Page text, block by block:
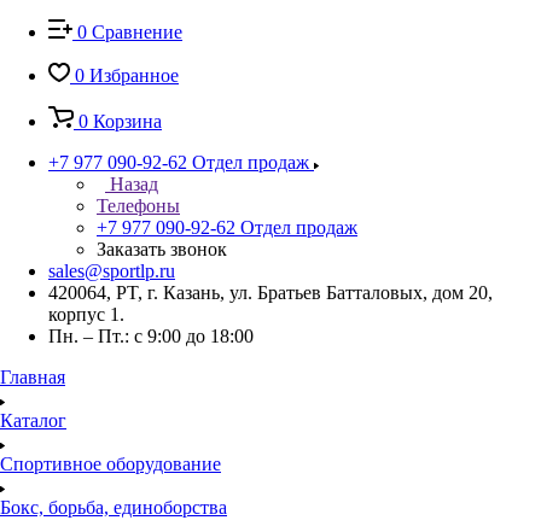
0 Сравнение
0 Избранное
0 Корзина
+7 977 090-92-62 Отдел продаж
Назад
Телефоны
+7 977 090-92-62 Отдел продаж
Заказать звонок
sales@sportlp.ru
420064, PT, г. Казань, ул. Братьев Батталовых, дом 20,
корпус 1.
Пн. – Пт.: с 9:00 до 18:00
Главная
Каталог
Спортивное оборудование
Бокс, борьба, единоборства